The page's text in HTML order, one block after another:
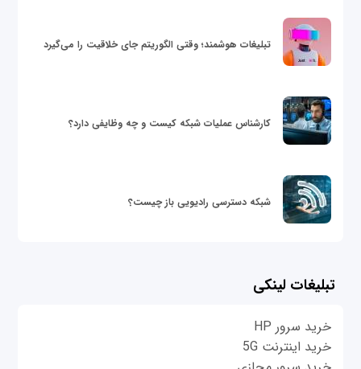
تبلیغات هوشمند؛ وقتی الگوریتم جای خلاقیت را می‌گیرد
کارشناس عملیات شبکه کیست و چه وظایفی دارد؟
شبکه دسترسی رادیویی باز چیست؟
تبلیغات لینکی
خرید سرور HP
خرید اینترنت 5G